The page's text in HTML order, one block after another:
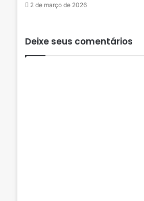
2 de março de 2026
Deixe seus comentários